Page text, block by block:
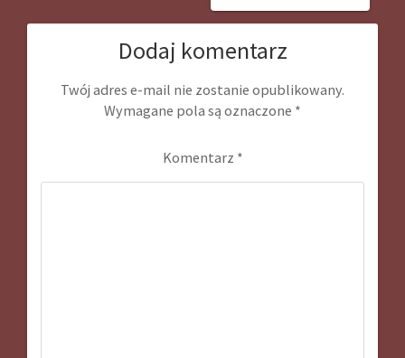
Dodaj komentarz
Twój adres e-mail nie zostanie opublikowany.
Wymagane pola są oznaczone *
Komentarz *